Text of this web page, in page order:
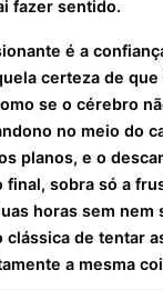
fazer sentido.
é a
certeza de que
se o cérebro
no meio do
planos, e o
final, sobra só a
horas sem nem
clássica de tentar
a mesma